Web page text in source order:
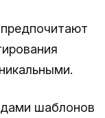
шаблонов